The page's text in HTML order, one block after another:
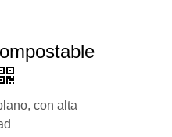
con alta